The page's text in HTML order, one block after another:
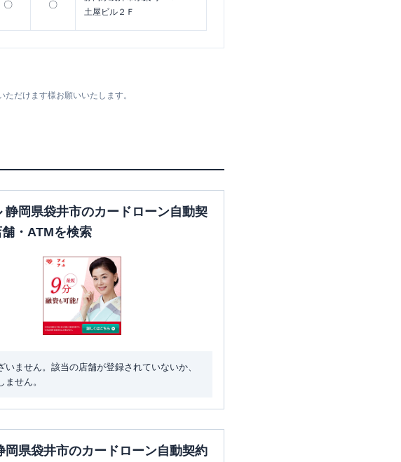
〇 〇
土屋ビル２Ｆ
だけます様お願いいたします。
静岡県袋井市のカードローン自動契
・ATMを検索
いません。該当の店舗が登録されていないか、
ません。
岡県袋井市のカードローン自動契約